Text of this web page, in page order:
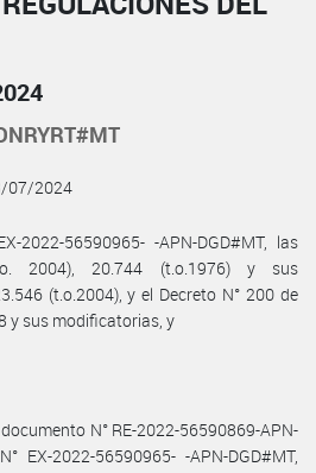
07/2024
2022-56590965- -APN-DGD#MT, las
2004), 20.744 (t.o.1976) y sus
(t.o.2004), y el Decreto N° 200 de
y sus modificatorias, y
N° RE-2022-56590869-APN-
EX-2022-56590965- -APN-DGD#MT,